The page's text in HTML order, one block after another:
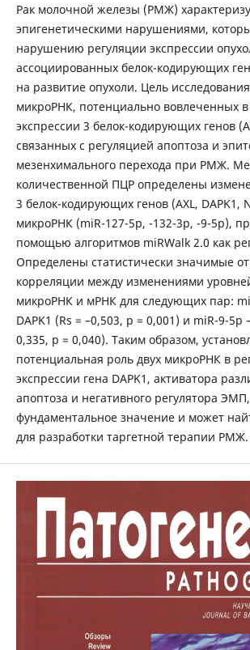
Рак молочной железы (РМЖ)
эпигенетическими нарушениями,
нарушению регуляции экспрессии
ассоциированных белок-кодирующих
на развитие опухоли. Цель
микроРНК, потенциально вовлеченных
экспрессии 3 белок-кодирующих генов
связанных с регуляцией апоптоза и
мезенхимального перехода при РМЖ.
количественной ПЦР определены
3 белок-кодирующих генов (AXL, DAPK1,
микроРНК (miR-127-5p, -132-3р, -9-5p),
помощью алгоритмов miRWalk 2.0 как
Определены статистически значимые
корреляции между изменениями
микроРНК и мРНК для следующих пар:
DAPK1 (Rs = –0,503, p = 0,001) и miR-9-5p
0,335, p = 0,040). Таким образом,
потенциальная роль двух микроРНК в
экспрессии гена DAPK1, активатора
апоптоза и негативного регулятора
фундаментальное значение и может
для разработки таргетной терапии РМЖ.